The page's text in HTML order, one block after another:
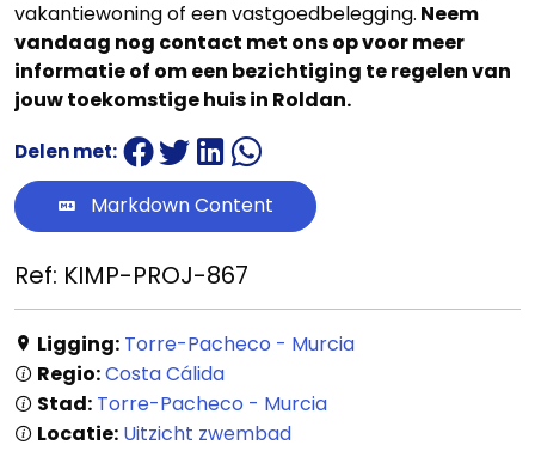
vakantiewoning of een vastgoedbelegging. Neem
vandaag nog contact met ons op voor meer
informatie of om een bezichtiging te regelen van
jouw toekomstige huis in Roldan.
Delen met:
Markdown Content
Ref: KIMP-PROJ-867
Ligging: Torre-Pacheco - Murcia
Regio:Costa Cálida
Stad: Torre-Pacheco - Murcia
Locatie: Uitzicht zwembad